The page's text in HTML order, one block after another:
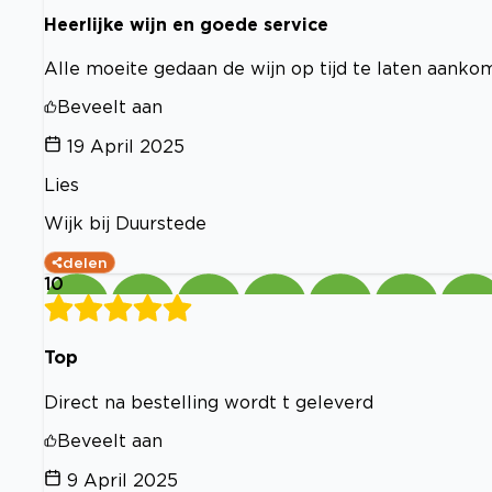
Heerlijke wijn en goede service
Alle moeite gedaan de wijn op tijd te laten
Beveelt aan
19 April 2025
Lies
Wijk bij Duurstede
delen
10
Top
Direct na bestelling wordt t geleverd
Beveelt aan
9 April 2025